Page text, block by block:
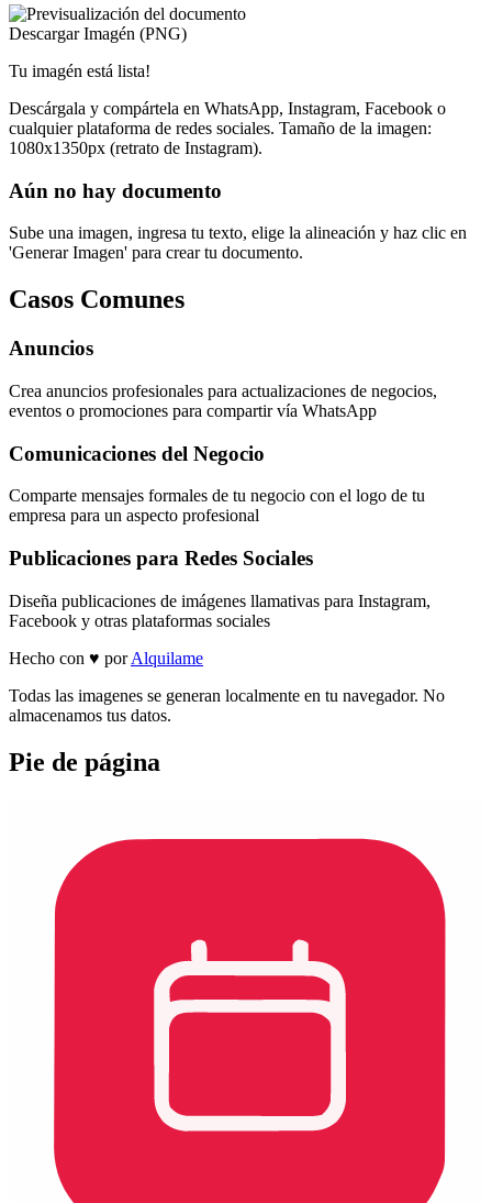
Descargar Imagén (PNG)
Tu imagén está lista!
Descárgala y compártela en WhatsApp, Instagram, Facebook o
cualquier plataforma de redes sociales. Tamaño de la imagen:
1080x1350px (retrato de Instagram).
Aún no hay documento
Sube una imagen, ingresa tu texto, elige la alineación y haz clic en
'Generar Imagen' para crear tu documento.
Casos Comunes
Anuncios
Crea anuncios profesionales para actualizaciones de negocios,
eventos o promociones para compartir vía WhatsApp
Comunicaciones del Negocio
Comparte mensajes formales de tu negocio con el logo de tu
empresa para un aspecto profesional
Publicaciones para Redes Sociales
Diseña publicaciones de imágenes llamativas para Instagram,
Facebook y otras plataformas sociales
Hecho con ♥ porAlquilame
Todas las imagenes se generan localmente en tu navegador. No
almacenamos tus datos.
Pie de página